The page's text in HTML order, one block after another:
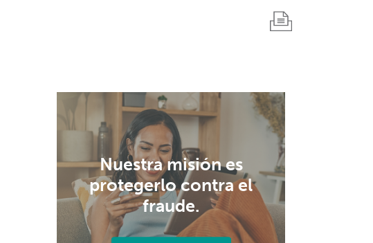
Nuestra misión es
protegerlo contra el
fraude.